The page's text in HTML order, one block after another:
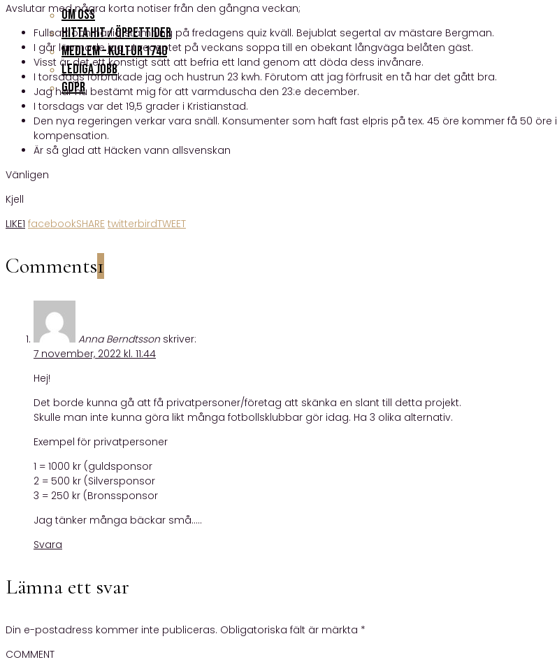
Om oss
Hitta hit / Öppettider
Medlem – Kultur 1740
Lediga jobb
GDPR
Avslutar med några korta notiser från den gångna veckan;
Fullsatt och härlig stämning på fredagens quiz kväll. Bejublat segertal av mästare Bergman.
I går lämnade jag ut receptet på veckans soppa till en obekant långväga belåten gäst.
Visst är det ett konstigt sätt att befria ett land genom att döda dess invånare.
I torsdags förbrukade jag och hustrun 23 kwh. Förutom att jag förfrusit en tå har det gått bra.
Jag har nu bestämt mig för att varmduscha den 23:e december.
I torsdags var det 19,5 grader i Kristianstad.
Den nya regeringen verkar vara snäll. Konsumenter som haft fast elpris på tex. 45 öre kommer få 50 öre i
kompensation.
Är så glad att Häcken vann allsvenskan
Vänligen
Kjell
LIKE1 facebookSHARE twitterbirdTWEET
Comments1
Anna Berndtsson skriver:
7 november, 2022 kl. 11:44
Hej!
Det borde kunna gå att få privatpersoner/företag att skänka en slant till detta projekt.
Skulle man inte kunna göra likt många fotbollsklubbar gör idag. Ha 3 olika alternativ.
Exempel för privatpersoner
1 = 1000 kr (guldsponsor
2 = 500 kr (Silversponsor
3 = 250 kr (Bronssponsor
Jag tänker många bäckar små…..
Svara
Lämna ett svar
Din e-postadress kommer inte publiceras. Obligatoriska fält är märkta *
COMMENT